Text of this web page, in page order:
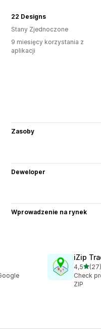
22 Designs
Stany Zjednoczone
9 miesięcy korzystania z
aplikacji
Zasoby
Deweloper
Wprowadzenie na rynek
iZip
4,5na 5
(27)
Łączna
Check
ZIP